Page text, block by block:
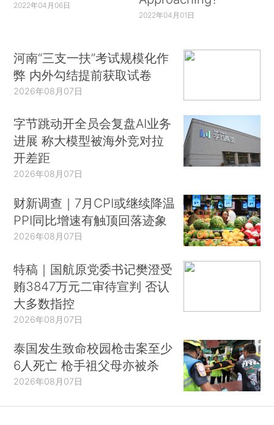
2022年04月06日
2022年04月01日
河南“三支一扶”考试规模化作
弊 内外勾结提前获取试卷
2026年08月07日
字节跳动开全员会复盘AI业务
进展 称大模型被海外竞对拉
开差距
2026年08月07日
财新调查｜7月CPI或继续降温
PPI同比增速有触顶回落迹象
2026年08月07日
特稿｜国航原党委书记樊澄受
贿3847万元二审待宣判 否认
大多数指控
2026年08月07日
泰国发生致命校园枪击案至少
6人死亡 枪手祖父母亦被杀
2026年08月07日